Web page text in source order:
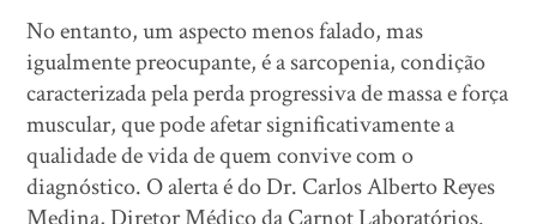
No entanto, um aspecto menos falado, mas
igualmente preocupante, é a sarcopenia, condição
caracterizada pela perda progressiva de massa e força
muscular, que pode afetar significativamente a
qualidade de vida de quem convive com o
diagnóstico. O alerta é do Dr. Carlos Alberto Reyes